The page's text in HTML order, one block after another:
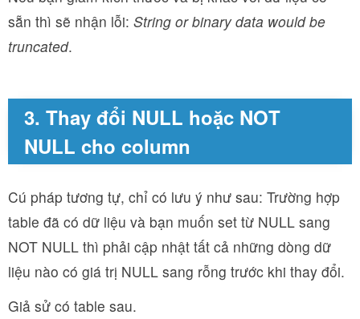
sẵn thì sẽ nhận lỗi: String or binary data would be
truncated.
3. Thay đổi NULL hoặc NOT
NULL cho column
Cú pháp tương tự, chỉ có lưu ý như sau: Trường hợp
table đã có dữ liệu và bạn muốn set từ NULL sang
NOT NULL thì phải cập nhật tất cả những dòng dữ
liệu nào có giá trị NULL sang rỗng trước khi thay đổi.
Giả sử có table sau.